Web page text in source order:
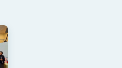
邦榮邦目標
主持第35次「參與亞太經濟合作
會會議
人滿意政府外交表現，高度支持
台歐美日關係深化